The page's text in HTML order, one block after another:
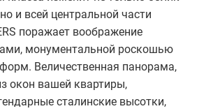
и всей центральной части
поражает воображение
монументальной роскошью
Величественная панорама,
окон вашей квартиры,
сталинские высотки,